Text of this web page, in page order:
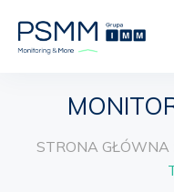
STRONA GŁÓWNA